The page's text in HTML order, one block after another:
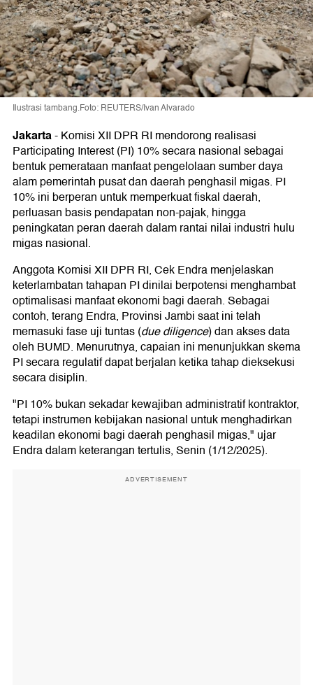
Ilustrasi tambang.Foto: REUTERS/Ivan Alvarado
Jakarta-Komisi XII DPR RI mendorong realisasi
Participating Interest (PI) 10% secara nasional sebagai
bentuk pemerataan manfaat pengelolaan sumber daya
alam pemerintah pusat dan daerah penghasil migas. PI
10% ini berperan untuk memperkuat fiskal daerah,
perluasan basis pendapatan non-pajak, hingga
peningkatan peran daerah dalam rantai nilai industri hulu
migas nasional.
Anggota Komisi XII DPR RI, Cek Endra menjelaskan
keterlambatan tahapan PI dinilai berpotensi menghambat
optimalisasi manfaat ekonomi bagi daerah. Sebagai
contoh, terang Endra, Provinsi Jambi saat ini telah
memasuki fase uji tuntas (due diligence) dan akses data
oleh BUMD. Menurutnya, capaian ini menunjukkan skema
PI secara regulatif dapat berjalan ketika tahap dieksekusi
secara disiplin.
"PI 10% bukan sekadar kewajiban administratif kontraktor,
tetapi instrumen kebijakan nasional untuk menghadirkan
keadilan ekonomi bagi daerah penghasil migas," ujar
Endra dalam keterangan tertulis, Senin (1/12/2025).
ADVERTISEMENT